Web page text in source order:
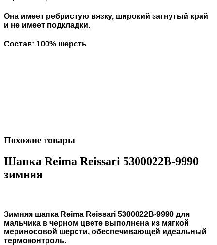
Она имеет ребристую вязку, широкий загнутый край
и не имеет подкладки.
Состав: 100% шерсть.
Похожие товары
Шапка Reima Reissari 5300022B-9990
зимняя
Зимняя шапка Reima Reissari 5300022B-9990 для
мальчика в черном цвете выполнена из мягкой
мериносовой шерсти, обеспечивающей идеальный
термоконтроль.